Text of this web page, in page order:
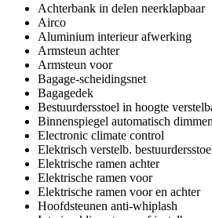
Achterbank in delen neerklapbaar
Airco
Aluminium interieur afwerking
Armsteun achter
Armsteun voor
Bagage-scheidingsnet
Bagagedek
Bestuurdersstoel in hoogte
Binnenspiegel automatisch
Electronic climate control
Elektrisch verstelb.
Elektrische ramen achter
Elektrische ramen voor
Elektrische ramen voor en achter
Hoofdsteunen anti-whiplash